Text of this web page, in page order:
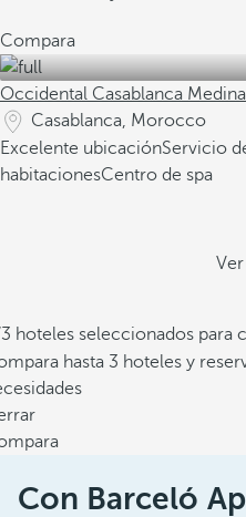
Compara
Occidental Casablanca Medina
Casablanca, Morocco
Excelente ubicaciónServicio
habitacionesCentro de spa
hoteles seleccionados para
hasta 3 hoteles y
Con Barceló